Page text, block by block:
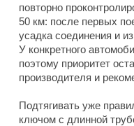
повторно
50 км: после первых
усадка соединения и
У конкретного
поэтому приоритет
производителя и
Подтягивать уже
ключом с длинной